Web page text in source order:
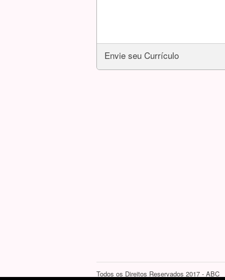
Envie seu Currículo
Todos os Direitos Reservados 2017 - ABC